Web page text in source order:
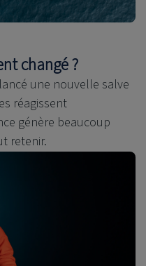
changé ?
une nouvelle salve
réagissent
génère beaucoup
retenir.